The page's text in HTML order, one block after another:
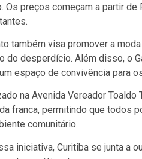
Os preços começam a partir
também visa promover a
do desperdício. Além disso, o
espaço de convivência para
na Avenida Vereador
franca, permitindo que todos
comunitário.
iniciativa, Curitiba se junta a